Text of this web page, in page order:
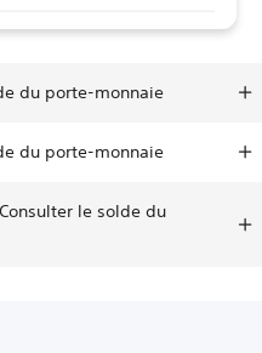
du porte-monnaie
du porte-monnaie
le solde du